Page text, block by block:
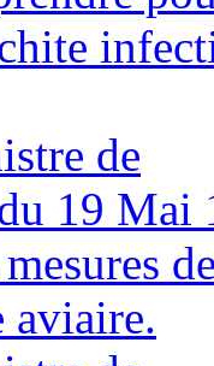
de
19 Mai
aviaire.